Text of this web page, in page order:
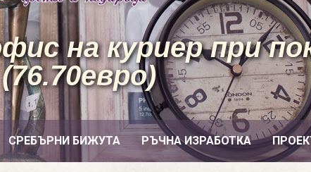
СРЕБЪРНИ БИЖУТА РЪЧНА ИЗРАБОТКА
на куриер при